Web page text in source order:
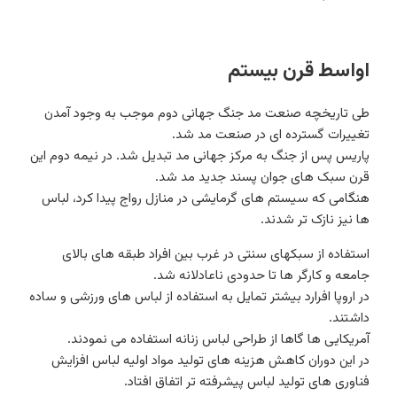
اواسط قرن بیستم
طی تاریخچه صنعت مد جنگ جهانی دوم موجب به وجود آمدن
تغییرات گسترده ای در صنعت مد شد.
پاریس پس از جنگ به مرکز جهانی مد تبدیل شد. در نیمه دوم این
قرن سبک های جوان پسند جدید مد شد.
هنگامی که سیستم های گرمایشی در منازل رواج پیدا کرد، لباس
ها نیز نازک تر شدند.
استفاده از سبکهای سنتی در غرب بین افراد طبقه های بالای
جامعه و کارگر ها تا حدودی ناعادلانه شد.
در اروپا افرارد بیشتر تمایل به استفاده از لباس های ورزشی و ساده
داشتند.
آمریکایی ها گاها از طراحی لباس زنانه استفاده می نمودند.
در این دوران کاهش هزینه های تولید مواد اولیه لباس افزایش
فناوری های تولید لباس پیشرفته تر اتفاق افتاد.